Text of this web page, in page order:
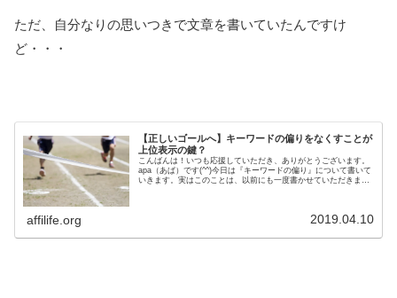
ただ、自分なりの思いつきで文章を書いていたんですけ
ど・・・
【正しいゴールへ】キーワードの偏りをなくすことが
上位表示の鍵？
こんばんは！いつも応援していただき、ありがとうございます。
apa（あぱ）です(^^)今日は『キーワードの偏り』について書いて
いきます。実はこのことは、以前にも一度書かせていただきまし
affilife.org 2019.04.10